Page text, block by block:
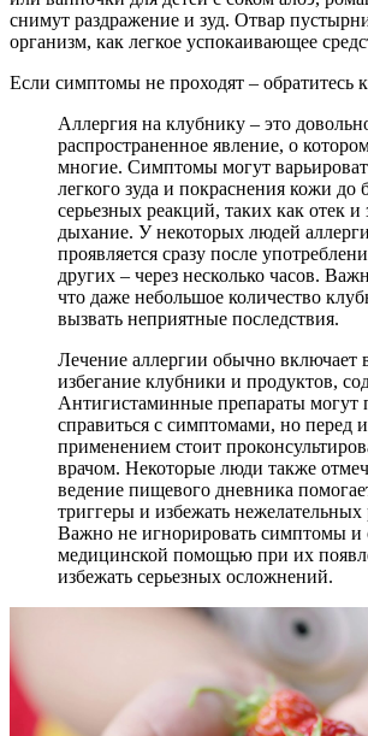
снимут раздражение и зуд. Отвар
организм, как легкое успокаивающее
Если симптомы не проходят – обратитесь к
Аллергия на клубнику – это
распространенное явление, о
многие. Симптомы могут
легкого зуда и покраснения кожи до
серьезных реакций, таких как отек и
дыхание. У некоторых людей
проявляется сразу после
других – через несколько часов.
что даже небольшое количество
вызвать неприятные последствия.
Лечение аллергии обычно включает
избегание клубники и продуктов,
Антигистаминные препараты могут
справиться с симптомами, но перед
применением стоит
врачом. Некоторые люди также
ведение пищевого дневника
триггеры и избежать нежелательных
Важно не игнорировать симптомы и
медицинской помощью при их
избежать серьезных осложнений.